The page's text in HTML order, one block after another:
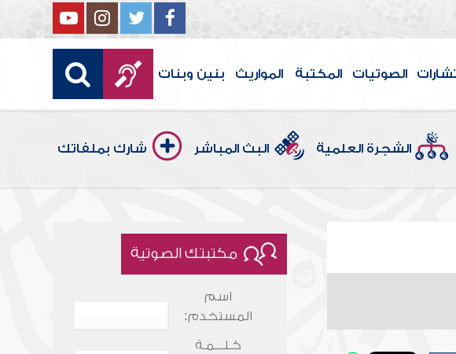
الصوتيات المكتبة المواريث بنين وبنات
الشجرة العلمية البث المباشر شارك بملفاتك
مكتبتك الصوتية
اسم
المستخدم:
كـلـــمـة